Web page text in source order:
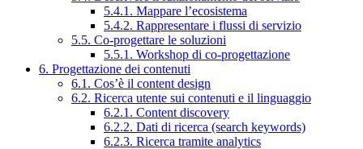
5.4.1. Mappare l’ecosistema
5.4.2. Rappresentare i flussi di servizio
5.5. Co-progettare le soluzioni
5.5.1. Workshop di co-progettazione
6. Progettazione dei contenuti
6.1. Cos’è il content design
6.2. Ricerca utente sui contenuti e il linguaggio
6.2.1. Content discovery
6.2.2. Dati di ricerca (search keywords)
6.2.3. Ricerca tramite analytics